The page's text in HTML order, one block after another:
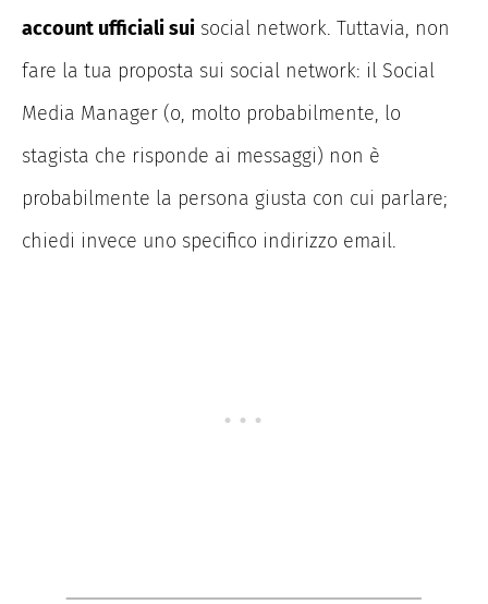
account ufficiali sui social network. Tuttavia, non
fare la tua proposta sui social network: il Social
Media Manager (o, molto probabilmente, lo
stagista che risponde ai messaggi) non è
probabilmente la persona giusta con cui parlare;
chiedi invece uno specifico indirizzo email.